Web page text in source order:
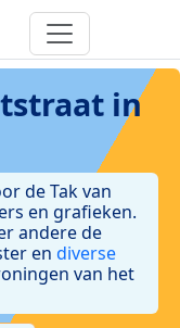
in
de Tak van
en grafieken.
andere de
en diverse
van het